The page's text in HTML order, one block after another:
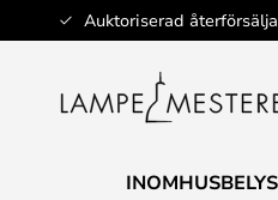
Auktoriserad
Hoppa
till